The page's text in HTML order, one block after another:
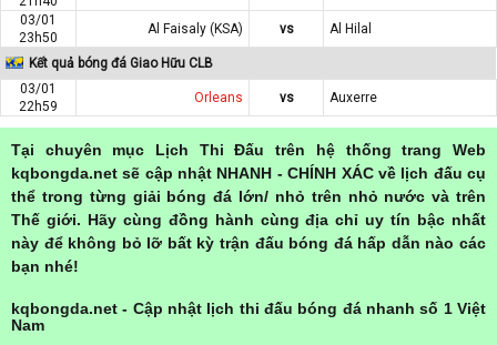
03/01
23h50
Al Faisaly (KSA) vs Al Hilal
Kết quả bóng đá Giao Hữu CLB
03/01
22h59
Orleans vs Auxerre
Tại chuyên mục Lịch Thi Đấu trên hệ thống trang Web
kqbongda.net sẽ cập nhật NHANH - CHÍNH XÁC về lịch đấu cụ
thể trong từng giải bóng đá lớn/ nhỏ trên nhỏ nước và trên
Thế giới. Hãy cùng đồng hành cùng địa chỉ uy tín bậc nhất
này để không bỏ lỡ bất kỳ trận đấu bóng đá hấp dẫn nào các
bạn nhé!
kqbongda.net - Cập nhật lịch thi đấu bóng đá nhanh số 1 Việt
Nam